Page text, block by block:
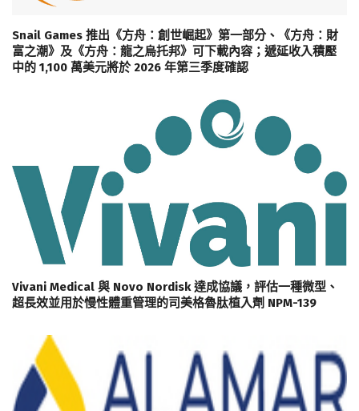
Snail Games 推出《方舟：創世崛起》第一部分、《方舟：財
富之潮》及《方舟：龍之烏托邦》可下載內容；遞延收入積壓
中的 1,100 萬美元將於 2026 年第三季度確認
Vivani Medical 與 Novo Nordisk 達成協議，評估一種微型、
超長效並用於慢性體重管理的司美格魯肽植入劑 NPM-139